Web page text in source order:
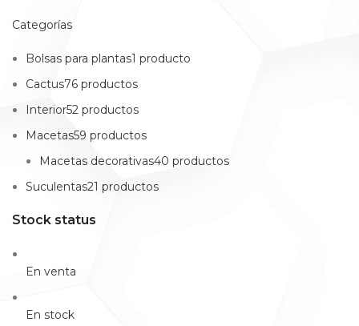
Categorías
Bolsas para plantas1 producto
Cactus76 productos
Interior52 productos
Macetas59 productos
Macetas decorativas40 productos
Suculentas21 productos
Stock status
En venta
En stock